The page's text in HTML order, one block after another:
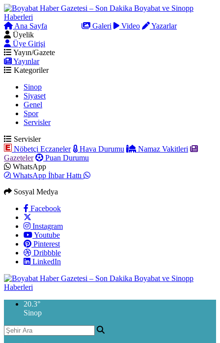
Ana Sayfa Galeri Video
Yazarlar
Üyelik
Üye Girişi
Yayın/Gazete
Yayınlar
Kategoriler
Sinop
Siyaset
Genel
Spor
Servisler
Servisler
Nöbetçi Eczaneler
Hava Durumu
Namaz Vakitleri
Gazeteler
Puan Durumu
WhatsApp
WhatsApp İhbar Hattı
Sosyal Medya
Facebook
Instagram
Youtube
Pinterest
Dribbble
LinkedIn
20.3°
Sinop